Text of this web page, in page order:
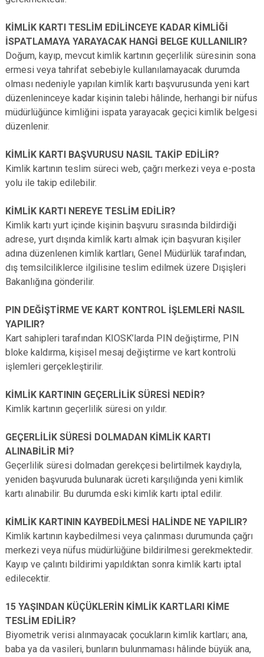
KİMLİK KARTI TESLİM EDİLİNCEYE KADAR KİMLİĞİ
İSPATLAMAYA YARAYACAK HANGİ BELGE KULLANILIR?
Doğum, kayıp, mevcut kimlik kartının geçerlilik süresinin sona
ermesi veya tahrifat sebebiyle kullanılamayacak durumda
olması nedeniyle yapılan kimlik kartı başvurusunda yeni kart
düzenleninceye kadar kişinin talebi hâlinde, herhangi bir nüfus
müdürlüğünce kimliğini ispata yarayacak geçici kimlik belgesi
düzenlenir.
KİMLİK KARTI BAŞVURUSU NASIL TAKİP EDİLİR?
Kimlik kartının teslim süreci web, çağrı merkezi veya e-posta
yolu ile takip edilebilir.
KİMLİK KARTI NEREYE TESLİM EDİLİR?
Kimlik kartı yurt içinde kişinin başvuru sırasında bildirdiği
adrese, yurt dışında kimlik kartı almak için başvuran kişiler
adına düzenlenen kimlik kartları, Genel Müdürlük tarafından,
dış temsilciliklerce ilgilisine teslim edilmek üzere Dışişleri
Bakanlığına gönderilir.
PIN DEĞİŞTİRME VE KART KONTROL İŞLEMLERİ NASIL
YAPILIR?
Kart sahipleri tarafından KIOSK’larda PIN değiştirme, PIN
bloke kaldırma, kişisel mesaj değiştirme ve kart kontrolü
işlemleri gerçekleştirilir.
KİMLİK KARTININ GEÇERLİLİK SÜRESİ NEDİR?
Kimlik kartının geçerlilik süresi on yıldır.
GEÇERLİLİK SÜRESİ DOLMADAN KİMLİK KARTI
ALINABİLİR Mİ?
Geçerlilik süresi dolmadan gerekçesi belirtilmek kaydıyla,
yeniden başvuruda bulunarak ücreti karşılığında yeni kimlik
kartı alınabilir. Bu durumda eski kimlik kartı iptal edilir.
KİMLİK KARTININ KAYBEDİLMESİ HALİNDE NE YAPILIR?
Kimlik kartının kaybedilmesi veya çalınması durumunda çağrı
merkezi veya nüfus müdürlüğüne bildirilmesi gerekmektedir.
Kayıp ve çalıntı bildirimi yapıldıktan sonra kimlik kartı iptal
edilecektir.
15 YAŞINDAN KÜÇÜKLERİN KİMLİK KARTLARI KİME
TESLİM EDİLİR?
Biyometrik verisi alınmayacak çocukların kimlik kartları; ana,
baba ya da vasileri, bunların bulunmaması hâlinde büyük ana,